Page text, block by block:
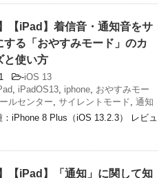
【iPad】着信音・通知音をサ
する「おやすみモード」のカ
と使い方
-iOS 13
, iPadOS13, iphone, おやすみモー
ルセンター, サイレントモード, 通知
：iPhone 8 Plus（iOS 13.2.3） レビュ
【iPad】「通知」に関して知